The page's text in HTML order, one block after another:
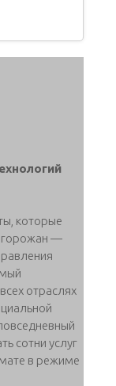
которые
горожан —
отраслях
сотни услуг
в режиме